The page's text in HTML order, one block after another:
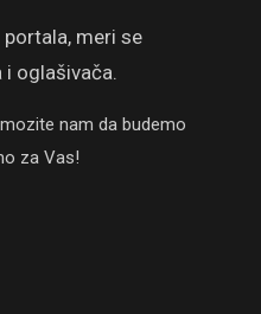
meri se
oglašivača.
nam da budemo
za Vas!